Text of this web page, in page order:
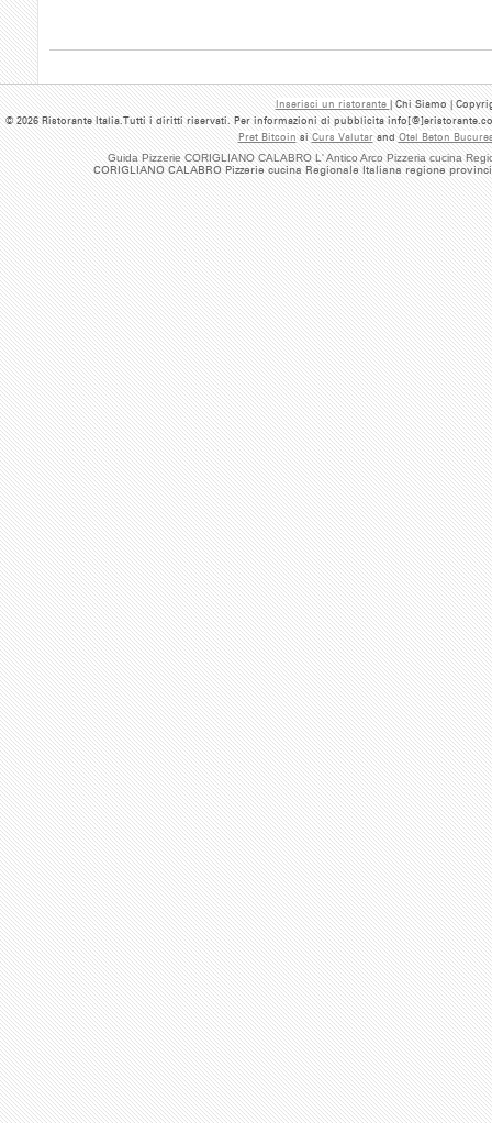
Guida Pizzerie CORIGLIANO CALABRO L' Antico Arco Pizzeria cucina
CORIGLIANO CALABRO Pizzerie cucina Regionale Italiana regione
Inserisci un ristorante | Chi Siamo |
© 2026 Ristorante Italia.Tutti i diritti riservati. Per informazioni di pubblicita
Pret BitcoinsiCurs ValutarandOtel Beton